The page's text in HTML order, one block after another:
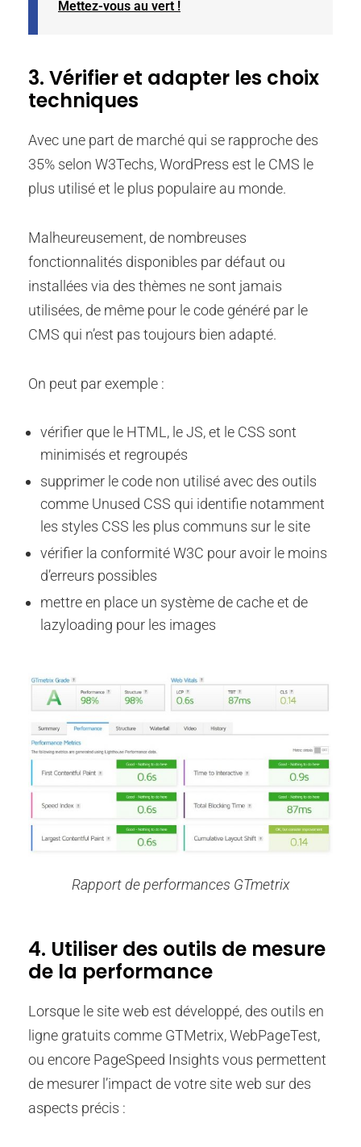
Mettez-vous au vert !
3. Vérifier et adapter les choix
techniques
Avec une part de marché qui se rapproche des
35% selon W3Techs, WordPress est le CMS le
plus utilisé et le plus populaire au monde.
Malheureusement, de nombreuses
fonctionnalités disponibles par défaut ou
installées via des thèmes ne sont jamais
utilisées, de même pour le code généré par le
CMS qui n’est pas toujours bien adapté.
On peut par exemple :
vérifier que le HTML, le JS, et le CSS sont
minimisés et regroupés
supprimer le code non utilisé avec des outils
comme Unused CSS qui identifie notamment
les styles CSS les plus communs sur le site
vérifier la conformité W3C pour avoir le moins
d’erreurs possibles
mettre en place un système de cache et de
lazyloading pour les images
Rapport de performances GTmetrix
4. Utiliser des outils de mesure
de la performance
Lorsque le site web est développé, des outils en
ligne gratuits comme GTMetrix, WebPageTest,
ou encore PageSpeed Insights vous permettent
de mesurer l’impact de votre site web sur des
aspects précis :